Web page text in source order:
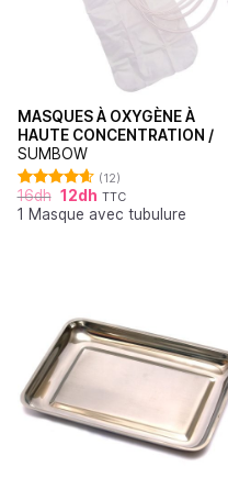
MASQUES À OXYGÈNE À
HAUTE CONCENTRATION /
SUMBOW
Note
4.64
sur 5
(12)
16dh 12dh TTC
1 Masque avec tubulure